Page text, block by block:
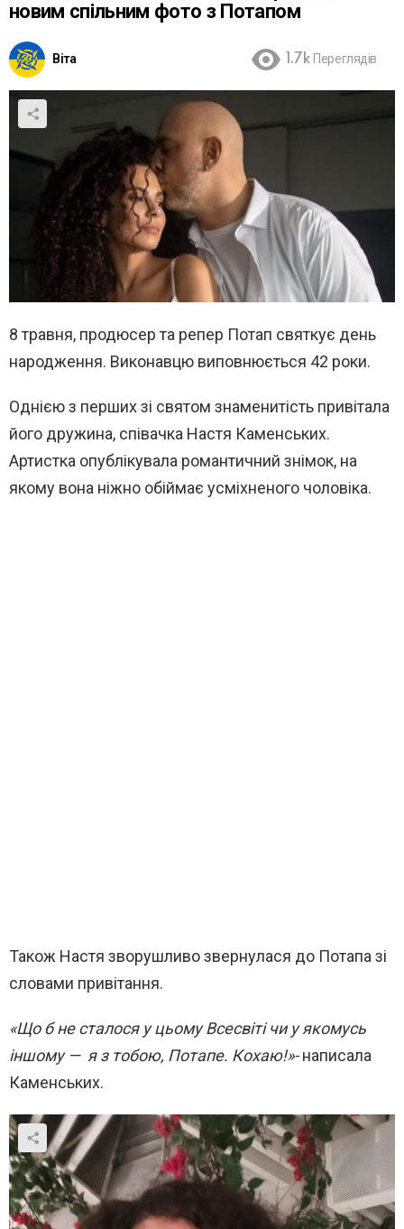
новим спільним фото з Потапом
Віта 1.7k Переглядів
8 травня, продюсер та репер Потап святкує день
народження. Виконавцю виповнюється 42 роки.
Однією з перших зі святом знаменитість привітала
його дружина, співачка Настя Каменських.
Артистка опублікувала романтичний знімок, на
якому вона ніжно обіймає усміхненого чоловіка.
Також Настя зворушливо звернулася до Потапа зі
словами привітання.
«Що б не сталося у цьому Всесвіті чи у якомусь
іншому — я з тобою, Потапе. Кохаю!»-написала
Каменських.